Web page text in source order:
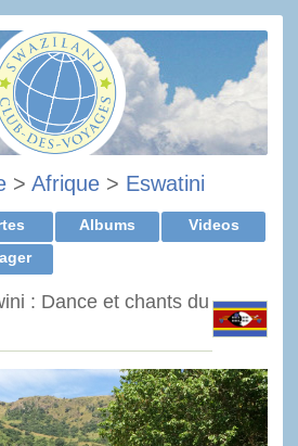
> Afrique > Eswatini
Albums
Videos
: Dance et chants du